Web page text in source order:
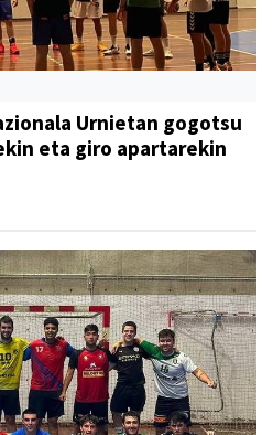
Urnietan gogotsu
eta giro apartarekin